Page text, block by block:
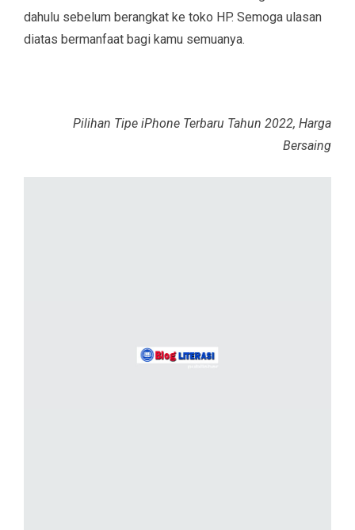
dahulu sebelum berangkat ke toko HP. Semoga ulasan
diatas bermanfaat bagi kamu semuanya.
Pilihan Tipe iPhone Terbaru Tahun 2022, Harga
Bersaing